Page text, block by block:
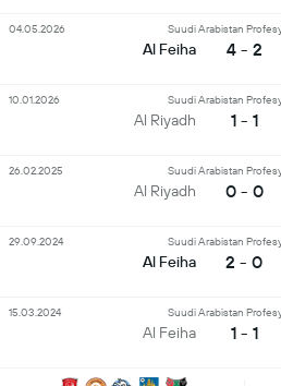
Al Feiha
Suudi Arabistan
4 - 2
04.05.2026
Al Riyadh
Suudi Arabistan
1 - 1
10.01.2026
Al Riyadh
Suudi Arabistan
0 - 0
26.02.2025
Al Feiha
Suudi Arabistan
2 - 0
29.09.2024
Al Feiha
Suudi Arabistan
1 - 1
15.03.2024